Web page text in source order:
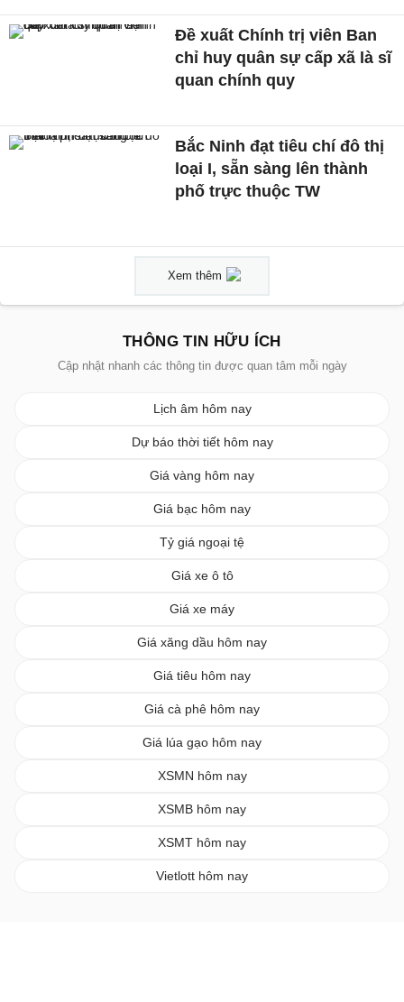
Đề xuất Chính trị viên Ban
chỉ huy quân sự cấp xã là sĩ
quan chính quy
Bắc Ninh đạt tiêu chí đô thị
loại I, sẵn sàng lên thành
phố trực thuộc TW
Xem thêm
THÔNG TIN HỮU ÍCH
Cập nhật nhanh các thông tin được quan tâm mỗi ngày
Lịch âm hôm nay
Dự báo thời tiết hôm nay
Giá vàng hôm nay
Giá bạc hôm nay
Tỷ giá ngoại tệ
Giá xe ô tô
Giá xe máy
Giá xăng dầu hôm nay
Giá tiêu hôm nay
Giá cà phê hôm nay
Giá lúa gạo hôm nay
XSMN hôm nay
XSMB hôm nay
XSMT hôm nay
Vietlott hôm nay